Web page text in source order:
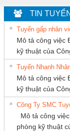
An Toàn
Contact
– PSR-
SCP-
FSP/2X1/1X2
Bộ
1K5
Dong Cang
LTD
TIN TUYỂN
Mô tả công việc
kỹ thuật của
Tuyển Nhanh
Mô tả công việc
kỹ thuật của
Mô tả công
phòng kỹ thuật